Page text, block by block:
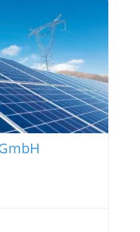
von der
nicht verifiziert.